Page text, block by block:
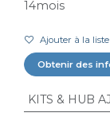
14mois
Ajouter à la
Obtenir des
KITS & HUB